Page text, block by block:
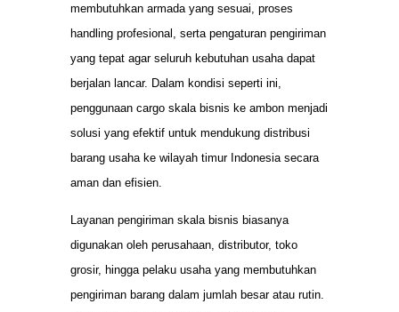
membutuhkan armada yang sesuai, proses
handling profesional, serta pengaturan pengiriman
yang tepat agar seluruh kebutuhan usaha dapat
berjalan lancar. Dalam kondisi seperti ini,
penggunaan cargo skala bisnis ke ambon menjadi
solusi yang efektif untuk mendukung distribusi
barang usaha ke wilayah timur Indonesia secara
aman dan efisien.
Layanan pengiriman skala bisnis biasanya
digunakan oleh perusahaan, distributor, toko
grosir, hingga pelaku usaha yang membutuhkan
pengiriman barang dalam jumlah besar atau rutin.